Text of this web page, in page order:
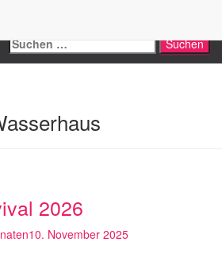
Suchen
nach:
2026
10. November 2025